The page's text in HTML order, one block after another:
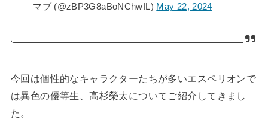
— マブ (@zBP3G8aBoNChwIL) May 22, 2024
今回は個性的なキャラクターたちが多いエスペリオンで
は異色の優等生、高杉榮太についてご紹介してきまし
た。